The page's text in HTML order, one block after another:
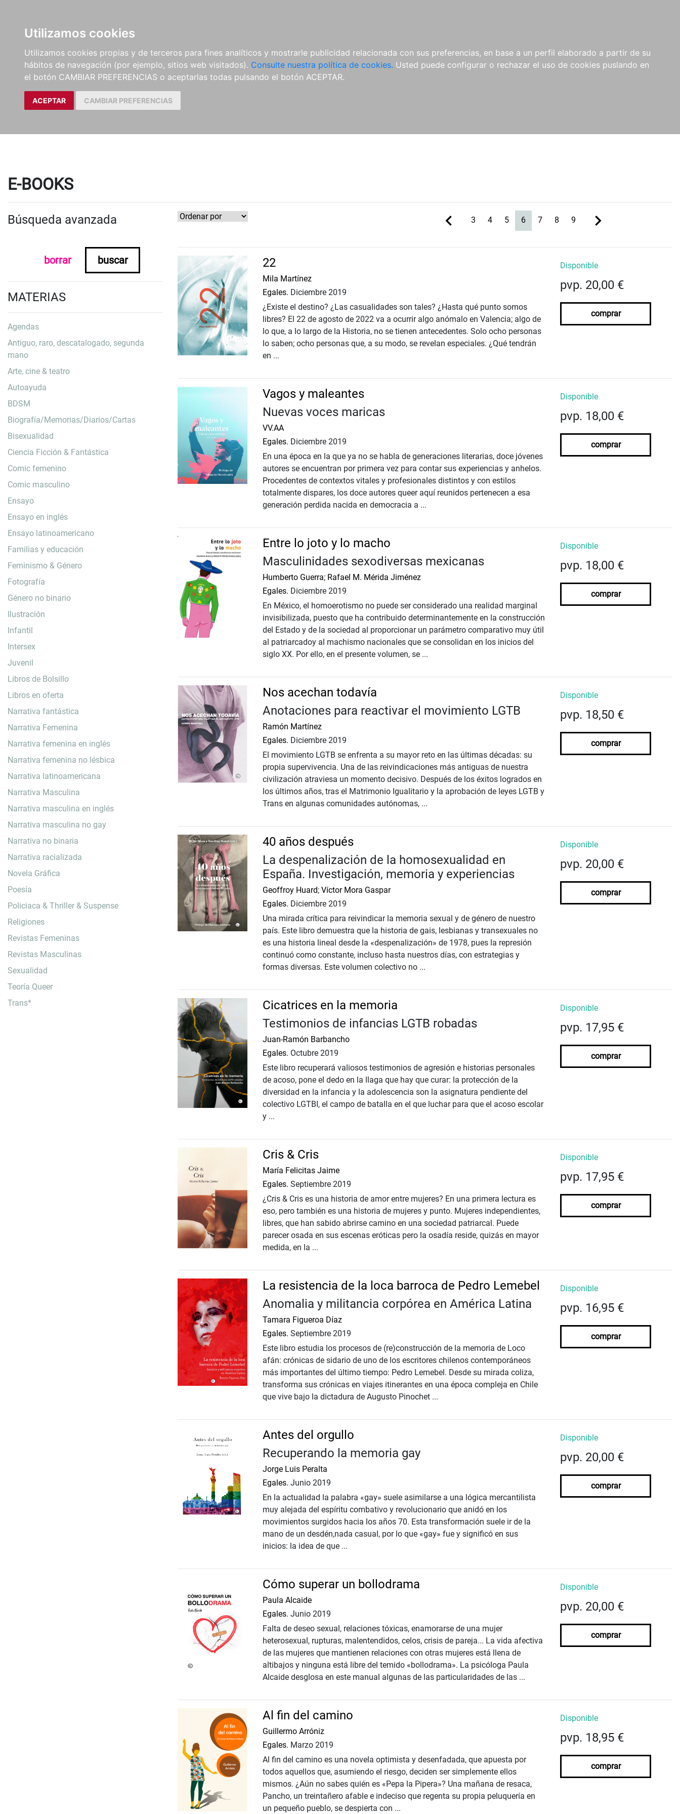
Utilizamos cookies
Utilizamos cookies propias y de terceros para fines analíticos y mostrarle publicidad relacionada con sus preferencias, en base a un perfil elaborado a partir de su
hábitos de navegación (por ejemplo, sitios web visitados). Consulte nuestra política de cookies. Usted puede configurar o rechazar el uso de cookies puslando en
el botón CAMBIAR PREFERENCIAS o aceptarlas todas pulsando el botón ACEPTAR.
ACEPTAR CAMBIAR PREFERENCIAS
E-BOOKS
Búsqueda avanzada
borrar buscar
MATERIAS
Agendas
Antiguo, raro, descatalogado, segunda
mano
Arte, cine & teatro
Autoayuda
BDSM
Biografía/Memorias/Diarios/Cartas
Bisexualidad
Ciencia Ficción & Fantástica
Comic femenino
Comic masculino
Ensayo
Ensayo en inglés
Ensayo latinoamericano
Familias y educación
Feminismo & Género
Fotografía
Género no binario
Ilustración
Infantil
Intersex
Juvenil
Libros de Bolsillo
Libros en oferta
Narrativa fantástica
Narrativa Femenina
Narrativa femenina en inglés
Narrativa femenina no lésbica
Narrativa latinoamericana
Narrativa Masculina
Narrativa masculina en inglés
Narrativa masculina no gay
Narrativa no binaria
Narrativa racializada
Novela Gráfica
Poesía
Policiaca & Thriller & Suspense
Religiones
Revistas Femeninas
Revistas Masculinas
Sexualidad
Teoría Queer
Trans*
3 4 5 6(current)
7 8 9
22
Mila Martínez
Egales. Diciembre 2019
¿Existe el destino? ¿Las casualidades son tales? ¿Hasta qué punto somos
libres? El 22 de agosto de 2022 va a ocurrir algo anómalo en Valencia; algo de
lo que, a lo largo de la Historia, no se tienen antecedentes. Solo ocho personas
lo saben; ocho personas que, a su modo, se revelan especiales. ¿Qué tendrán
en ...
Disponible
pvp. 20,00 €
comprar
Vagos y maleantes
Nuevas voces maricas
VV.AA
Egales. Diciembre 2019
En una época en la que ya no se habla de generaciones literarias, doce jóvenes
autores se encuentran por primera vez para contar sus experiencias y anhelos.
Procedentes de contextos vitales y profesionales distintos y con estilos
totalmente dispares, los doce autores queer aquí reunidos pertenecen a esa
generación perdida nacida en democracia a ...
Disponible
pvp. 18,00 €
comprar
Entre lo joto y lo macho
Masculinidades sexodiversas mexicanas
Humberto Guerra; Rafael M. Mérida Jiménez
Egales. Diciembre 2019
En México, el homoerotismo no puede ser considerado una realidad marginal
invisibilizada, puesto que ha contribuido determinantemente en la construcción
del Estado y de la sociedad al proporcionar un parámetro comparativo muy útil
al patriarcadoy al machismo nacionales que se consolidan en los inicios del
siglo XX. Por ello, en el presente volumen, se ...
Disponible
pvp. 18,00 €
comprar
Nos acechan todavía
Anotaciones para reactivar el movimiento LGTB
Ramón Martínez
Egales. Diciembre 2019
El movimiento LGTB se enfrenta a su mayor reto en las últimas décadas: su
propia supervivencia. Una de las reivindicaciones más antiguas de nuestra
civilización atraviesa un momento deci­sivo. Después de los éxitos logrados en
los últimos años, tras el Matrimonio Igualitario y la aprobación de leyes LGTB y
Trans en algunas comunidades autónomas, ...
Disponible
pvp. 18,50 €
comprar
40 años después
La despenalización de la homosexualidad en
España. Investigación, memoria y experiencias
Geoffroy Huard; Víctor Mora Gaspar
Egales. Diciembre 2019
Una mirada crítica para reivindicar la memoria sexual y de género de nuestro
país. Este libro demuestra que la historia de gais, lesbianas y transexuales no
es una historia lineal desde la «despenalización» de 1978, pues la represión
continuó como constante, incluso hasta nuestros días, con estrategias y
formas diversas. Este volumen colectivo no ...
Disponible
pvp. 20,00 €
comprar
Cicatrices en la memoria
Testimonios de infancias LGTB robadas
Juan-Ramón Barbancho
Egales. Octubre 2019
Este libro recuperará valiosos testimonios de agresión e historias personales
de acoso, pone el dedo en la llaga que hay que curar: la protección de la
diversidad en la infancia y la adolescencia son la asignatura pendiente del
colectivo LGTBI, el campo de batalla en el que luchar para que el acoso escolar
y ...
Disponible
pvp. 17,95 €
comprar
Cris & Cris
María Felicitas Jaime
Egales. Septiembre 2019
¿Cris & Cris es una historia de amor entre mujeres? En una primera lectura es
eso, pero también es una historia de mujeres y punto. Mujeres independientes,
libres, que han sabido abrirse camino en una sociedad patriarcal. Puede
parecer osada en sus escenas eróticas pero la osadía re­side, quizás en mayor
medida, en la ...
Disponible
pvp. 17,95 €
comprar
La resistencia de la loca barroca de Pedro Lemebel
Anomalia y militancia corpórea en América Latina
Tamara Figueroa Díaz
Egales. Septiembre 2019
Este libro estudia los procesos de (re)construcción de la memoria de Loco
afán: crónicas de sidario de uno de los escritores chilenos contemporáneos
más importantes del último tiempo: Pedro Lemebel. Desde su mirada coliza,
transforma sus crónicas en viajes itinerantes en una época compleja en Chile
que vive bajo la dictadura de Augusto Pinochet ...
Disponible
pvp. 16,95 €
comprar
Antes del orgullo
Recuperando la memoria gay
Jorge Luis Peralta
Egales. Junio 2019
En la actualidad la palabra «gay» suele asimilarse a una lógica mercantilista
muy alejada del espíritu combativo y revolucionario que anidó en los
movimientos surgidos hacia los años 70. Esta transformación suele ir de la
mano de un desdén,nada casual, por lo que «gay» fue y significó en sus
inicios: la idea de que ...
Disponible
pvp. 20,00 €
comprar
Cómo superar un bollodrama
Paula Alcaide
Egales. Junio 2019
Falta de deseo sexual, relaciones tóxicas, enamorarse de una mujer
heterosexual, rupturas, malentendidos, celos, crisis de pareja... La vida afectiva
de las mujeres que mantienen relaciones con otras mujeres está llena de
altibajos y ninguna está libre del temido «bollodrama». La psicóloga Paula
Alcaide desglosa en este manual algunas de las particularidades de las ...
Disponible
pvp. 20,00 €
comprar
Al fin del camino
Guillermo Arróniz
Egales. Marzo 2019
Al fin del camino es una novela optimista y desenfadada, que apuesta por
todos aquellos que, asumiendo el riesgo, deciden ser simplemente ellos
mismos. ¿Aún no sabes quién es «Pepa la Pipera»? Una mañana de resaca,
Pancho, un treintañero afable e indeciso que regenta su propia peluquería en
un pequeño pueblo, se despierta con ...
Disponible
pvp. 18,95 €
comprar